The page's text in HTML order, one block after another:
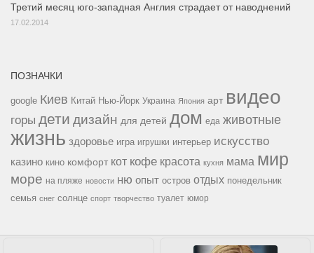
Третий месяц юго-западная Англия страдает от наводнений
17.02.2014
ПОЗНАЧКИ
google Киев Китай Нью-Йорк Украина Япония арт видео
горы дети дизайн для детей дом еда животные
жизнь здоровье игра игрушки интерьер искусство
казино кино комфорт кот кофе красота кухня мама мир
море на пляже новости ню опыт остров отдых понедельник
семья снег солнце спорт творчество туалет юмор